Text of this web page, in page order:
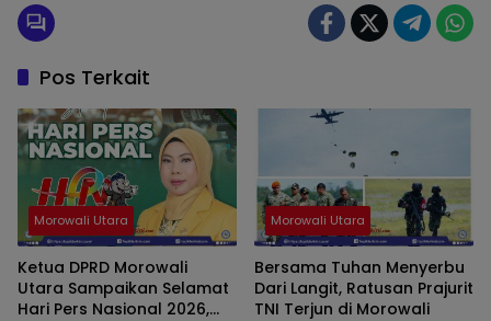
Pos Terkait
Morowali Utara
Ketua DPRD Morowali
Utara Sampaikan Selamat
Hari Pers Nasional 2026,
Morowali Utara
Bersama Tuhan Menyerbu
Dari Langit, Ratusan Prajurit
TNI Terjun di Morowali